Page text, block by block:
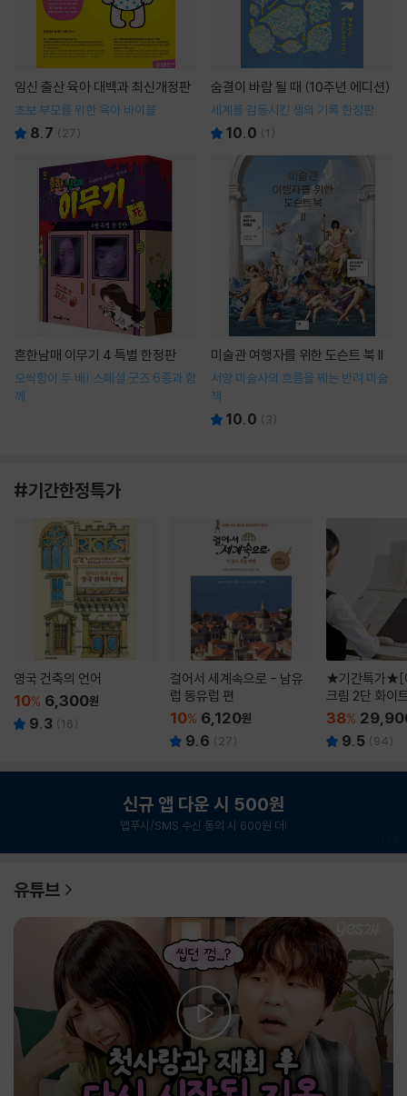
임신 출산 육아 대백과 최신개정판
초보 부모를 위한 육아 바이블
8.7 ( 27)
숨결이 바람 될 때 (10주년 에디션)
세계를 감동시킨 생의 기록 한정판
10.0 (1 )
흔한남매 이무기 4 특별 한정판
오싹함이 두 배! 스페셜 굿즈 6종과 함
께
미술관 여행자를 위한 도슨트 북 II
서양 미술사의 흐름을 꿰는 반려 미술
책
10.0 ( 3)
#기간한정특가
영국 건축의 언어
10% 6,300원
9.3 (16)
걸어서 세계속으로 - 남유
럽 동유럽 편
10% 6,120원
9.6 ( 27)
★기간특가★[
크림 2단 화이
38%
9.5 (94)
신규 앱 다운 시 500원
앱푸시/SMS 수신 동의 시 600원 더!
유튜브